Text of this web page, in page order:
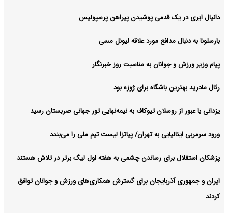
دانیال ایری در یک قدمی پوشیدن پیراهن پرسپولیس
بارسلونا به دنبال مدافع مورد علاقه لیونل مسی
پیام وزیر ورزش و جوانان به مناسبت روز خبرنگار
رئال مادرید بهترین باشگاه برای ژوزه بود
یزدانی با عبور از روسلان تیوکاف به نیمه‌نهایی تور جهانی صربستان رسید
ورود سرمربی ایتالیایی به تهران/ پیاتزا لیست تیم ملی را می‌بندد
پزشکان استقلال برای رساندن چشمی به هفته اول لیگ برتر در تلاش هستند
ایران و جمهوری آذربایجان برای گسترش همکاری‌های ورزش و جوانان توافق
کردند